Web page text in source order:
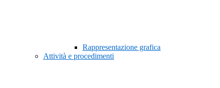
Rappresentazione grafica
Attività e procedimenti